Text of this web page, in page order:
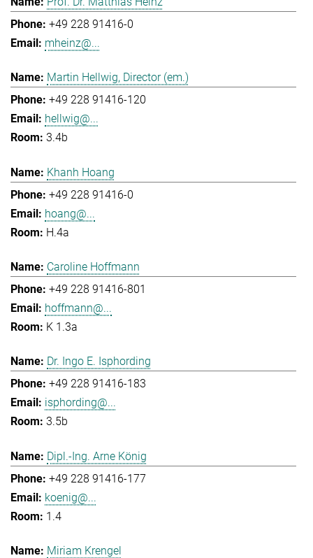
+49 228 91416-0
mheinz@...
Martin Hellwig, Director (em.)
+49 228 91416-120
hellwig@...
3.4b
Khanh Hoang
+49 228 91416-0
hoang@...
H.4a
Caroline Hoffmann
+49 228 91416-801
hoffmann@...
K 1.3a
Dr. Ingo E. Isphording
+49 228 91416-183
isphording@...
3.5b
Dipl.-Ing. Arne König
+49 228 91416-177
koenig@...
1.4
Miriam Krengel